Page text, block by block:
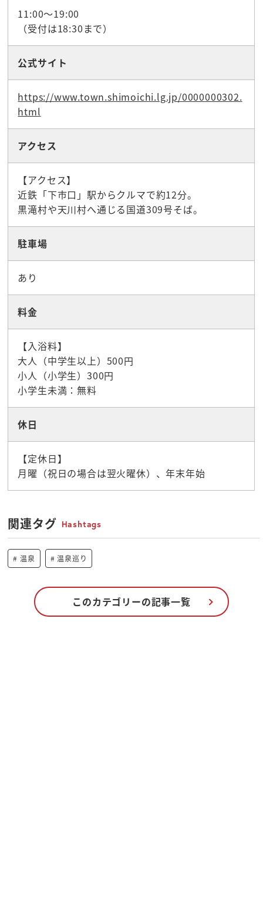
11:00～19:00
（受付は18:30まで）
公式サイト
https://www.town.shimoichi.lg.jp/0000000302.
html
アクセス
【アクセス】
近鉄「下市口」駅からクルマで約12分。
黒滝村や天川村へ通じる国道309号そば。
駐車場
あり
料金
【入浴料】
大人（中学生以上）500円
小人（小学生）300円
小学生未満：無料
休日
【定休日】
月曜（祝日の場合は翌火曜休）、年末年始
関連タグ Hashtags
温泉 温泉巡り
このカテゴリーの記事一覧